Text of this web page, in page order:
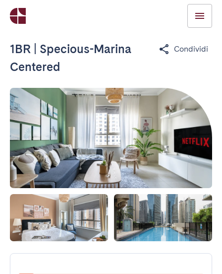
1BR | Specious-Marina
Centered
Condividi